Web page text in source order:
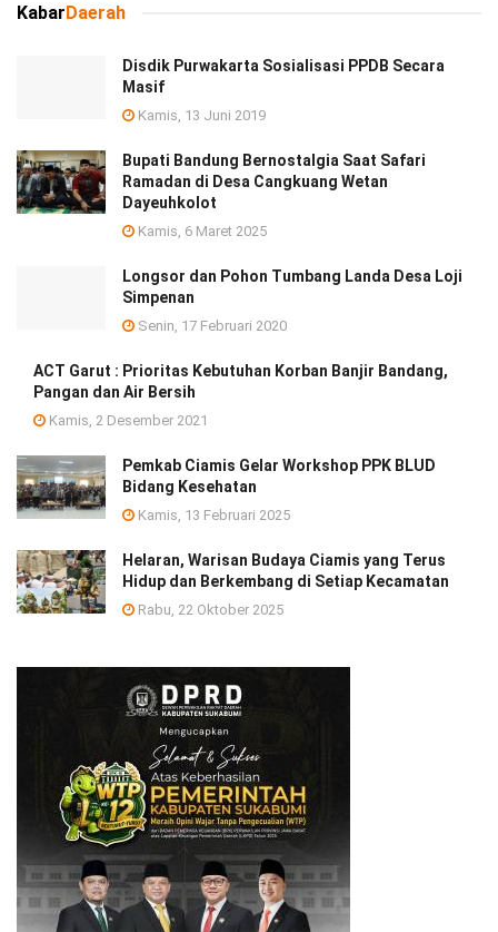
KabarDaerah
Disdik Purwakarta Sosialisasi PPDB Secara
Masif
Kamis, 13 Juni 2019
Bupati Bandung Bernostalgia Saat Safari
Ramadan di Desa Cangkuang Wetan
Dayeuhkolot
Kamis, 6 Maret 2025
Longsor dan Pohon Tumbang Landa Desa Loji
Simpenan
Senin, 17 Februari 2020
ACT Garut : Prioritas Kebutuhan Korban Banjir Bandang,
Pangan dan Air Bersih
Kamis, 2 Desember 2021
Pemkab Ciamis Gelar Workshop PPK BLUD
Bidang Kesehatan
Kamis, 13 Februari 2025
Helaran, Warisan Budaya Ciamis yang Terus
Hidup dan Berkembang di Setiap Kecamatan
Rabu, 22 Oktober 2025